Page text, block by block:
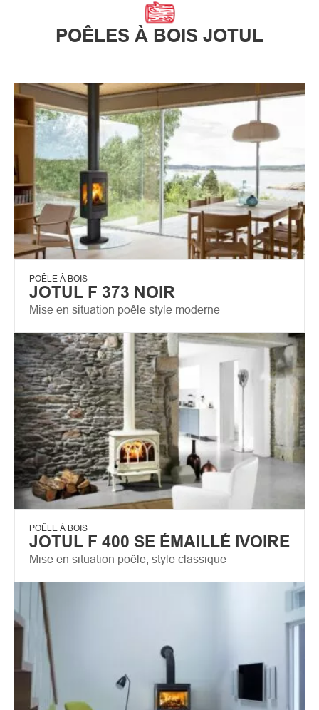
POÊLES À BOIS JOTUL
POÊLE À BOIS
JOTUL F 373 NOIR
Mise en situation poêle style moderne
POÊLE À BOIS
JOTUL F 400 SE ÉMAILLÉ IVOIRE
Mise en situation poêle, style classique